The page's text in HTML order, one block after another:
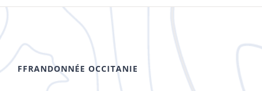
FFRANDONNÉE OCCITANIE